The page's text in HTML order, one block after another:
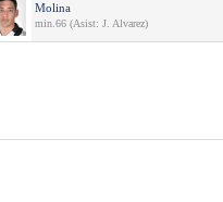
Molina
min.66 (Asist: J. Alvarez)